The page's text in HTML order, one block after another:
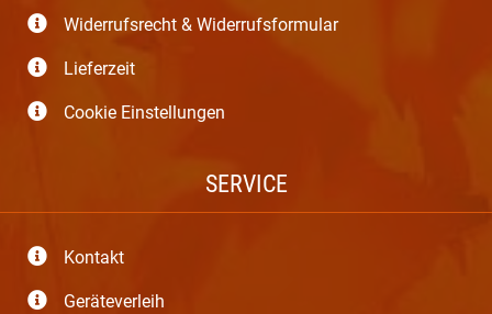
Widerrufsrecht & Widerrufsformular
Lieferzeit
Cookie Einstellungen
SERVICE
Kontakt
Geräteverleih